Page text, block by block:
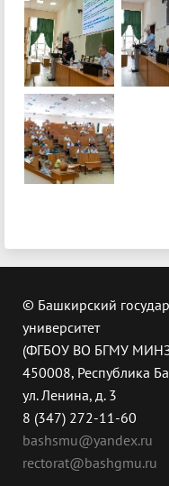
© Башкирский
университет
(ФГБОУ ВО БГМУ
450008, Республика
ул. Ленина, д. 3
8 (347) 272-11-60
bashsmu@yandex.ru
rectorat@bashgmu.ru